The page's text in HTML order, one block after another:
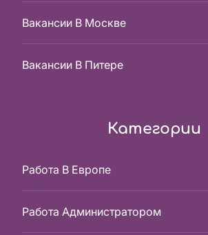
Вакансии В Москве
Вакансии В Питере
Категории
Работа В Европе
Работа Администратором